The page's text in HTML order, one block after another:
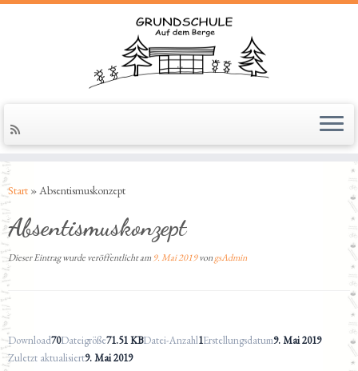
Zum
Start »Absentismuskonzept
Absentismuskonzept
Dieser Eintrag wurde veröffentlicht am 9. Mai 2019vongsAdmin
Download70Dateigröße71.51 KBDatei-Anzahl1Erstellungsdatum9. Mai 2019
Zuletzt aktualisiert9. Mai 2019